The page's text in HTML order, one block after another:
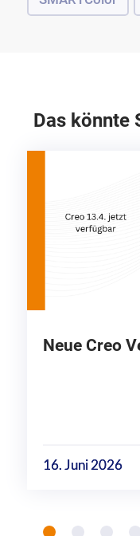
Das könnte
Neue Creo
16. Juni 2026